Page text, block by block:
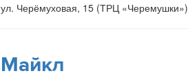
ул. Черёмуховая, 15 (ТРЦ «Черемушки»)
Майкл